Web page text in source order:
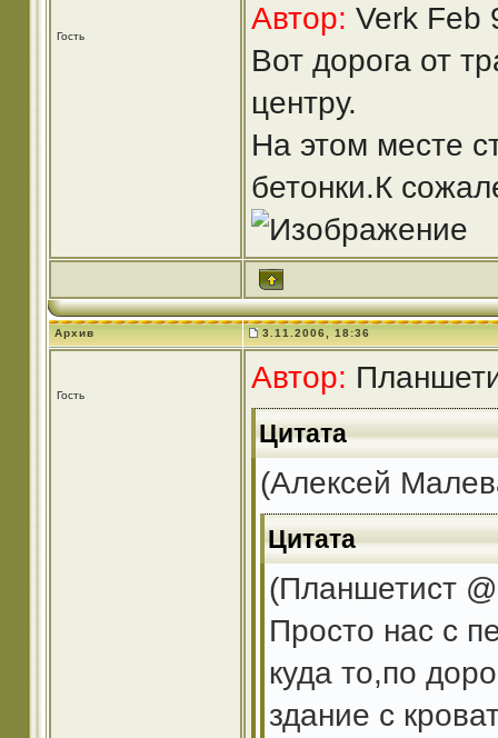
Гость
Автор: Verk Feb
Вот дорога от
центру.
На этом месте
бетонки.К
Архив 3.11.2006, 18:36
Гость
Автор:
Цитата
(Алексей
Цитата
(Планшетист
Просто нас с
куда то,по
здание с